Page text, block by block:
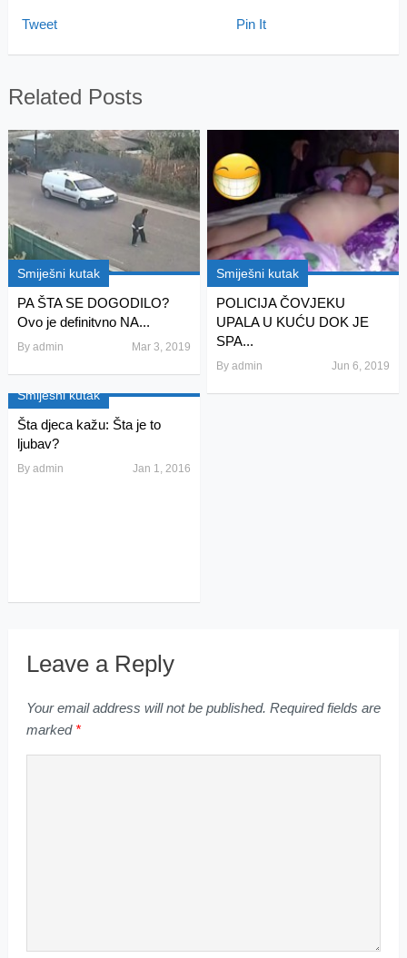
Tweet Pin It
Related Posts
Smiješni kutak
PA ŠTA SE DOGODILO?
Ovo je definitvno NA...
By admin Mar 3, 2019
Smiješni kutak
POLICIJA ČOVJEKU
UPALA U KUĆU DOK JE
SPA...
Byadmin Jun 6, 2019
Smiješni kutak
Šta djeca kažu: Šta je to
ljubav?
By admin Jan 1, 2016
Leave a Reply
Your email address will not be published. Required fields are
marked *